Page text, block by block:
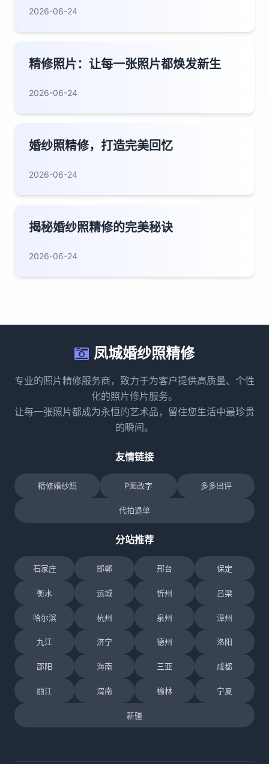
2026-06-24
精修照片：让每一张照片都焕发新生
2026-06-24
婚纱照精修，打造完美回忆
2026-06-24
揭秘婚纱照精修的完美秘诀
2026-06-24
凤城婚纱照精修
专业的照片精修服务商，致力于为客户提供高质量、个性
化的照片修片服务。
让每一张照片都成为永恒的艺术品，留住您生活中最珍贵
的瞬间。
友情链接
精修婚纱照 P图改字 多多出评
代拍退单
分站推荐
石家庄 邯郸 邢台 保定
衡水 运城 忻州 吕梁
哈尔滨 杭州 泉州 漳州
九江 济宁 德州 洛阳
邵阳 海南 三亚 成都
丽江 渭南 榆林 宁夏
新疆